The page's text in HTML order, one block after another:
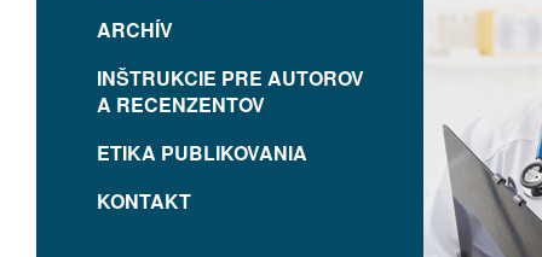
ARCHÍV
INŠTRUKCIE PRE AUTOROV
A RECENZENTOV
ETIKA PUBLIKOVANIA
KONTAKT